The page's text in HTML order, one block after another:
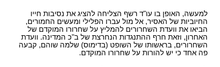
למעשה, האופן בו עו"ד רשף הצליחה להציג את נסיבות חייו
החיוביות של האסיר, אל מול עברו הפלילי ומעשים החמורים,
הביאו את וועדת השחרורים להמליץ על שחרורו המוקדם של
האחרון, וזאת חרף ההתנגדות הנחרצת של ב"כ המדינה. וועדת
השחרורים, בראשותו של השופט (בדימוס) שלמה שוהם, קבעה
פה אחד כי יש להורות על שחרורו המוקדם.